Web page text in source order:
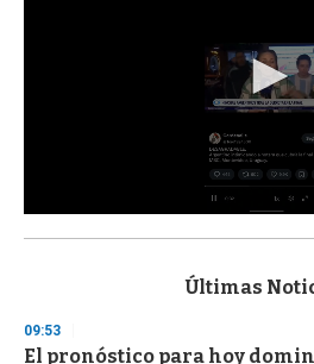
s
d
s
Últimas
09:53
El pronóstico para hoy